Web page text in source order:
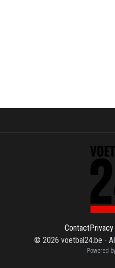
Contact
© 2026 voetbal24.be -
Powered